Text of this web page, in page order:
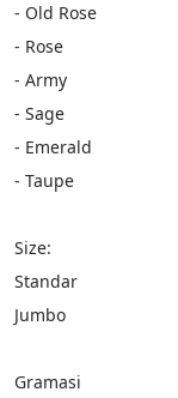
- Old Rose
- Rose
- Army
- Sage
- Emerald
- Taupe
Size:
Standar
Jumbo
Gramasi